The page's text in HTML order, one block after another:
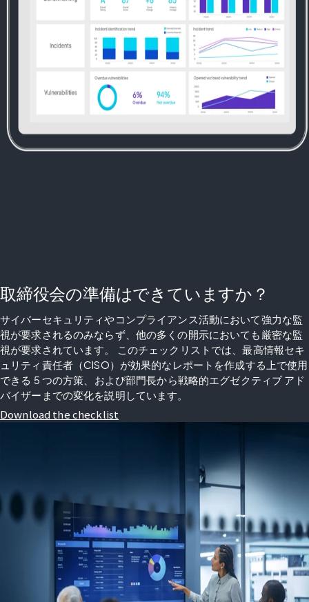
取締役会の準備はできていますか？
サイバーセキュリティやコンプライアンス活動において強力な監
視が要求されるのみならず、他の多くの開示においても厳密な監
視が要求されています。 このチェックリストでは、最高情報セキ
ュリティ責任者（CISO）が効果的なレポートを作成する上で使用
できる 5 つの方策、および部門長から戦略的エグゼクティブ アド
バイザーまでの変化を説明しています。
Download the checklist